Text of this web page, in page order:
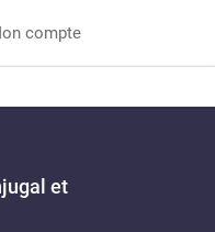
compte
et